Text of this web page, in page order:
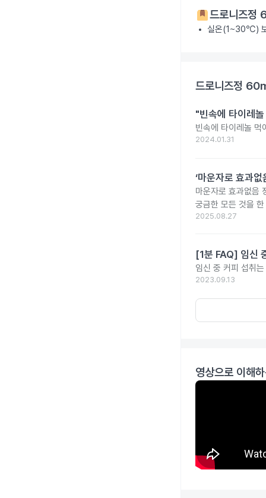
드로니즈정
실온(1~30℃)
드로니즈정
"빈속에 타이레
빈속에 타이레놀 먹
2024.01.31
‘마운자로 효과
마운자로 효과없음
궁금한 모든 것을
2025.08.27
[1분 FAQ] 임신
임신 중 커피 섭취
2023.09.13
영상으로 이해